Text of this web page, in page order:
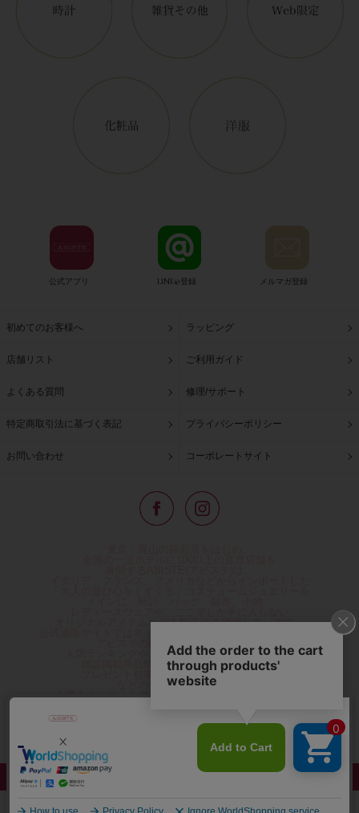
公式アプリ LINE@登録 メルマガ登録
初めてのお客様へ ラッピング
店舗リスト ご利用ガイド
よくある質問 修理/サポート
特定商取引法に基づく表記 プライバシーポリシー
お問い合わせ コーポレートサイト
オリジナルアイテムなどを幅広くご用意しています。
アビステの幅広い商品を取り揃え、
人気ランキングやテレビなどメディア着用商品、
雑誌掲載商品情報を紹介するコンテンツ、
プレゼント包装無料や独自のポイント還元
などのサービスをご提供。
心躍るインポートアクセサリーや時計、小物などで、
夢やときめきを与えられるよう願っています。
◆ギフトラッピング無料/11,000円以上のご注文で送料無料◆
©ABISTE WEB SHOP